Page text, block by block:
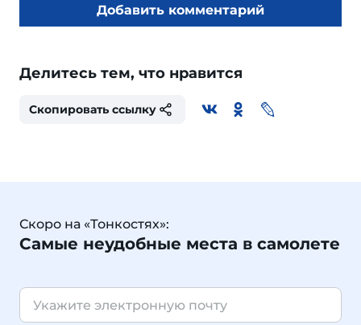
Добавить комментарий
Делитесь тем, что нравится
Скопировать ссылку
Скоро на «Тонкостях»:
Самые неудобные места в самолете